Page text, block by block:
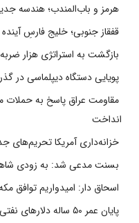
هرمز و باب‌المندب؛ هندسه
قفقاز جنوبی؛ خلیج فارسِ آینده
بازگشت به استراتژی هزار
پویایی دستگاه دیپلماسی در
مقاومت عراق پاسخ به حملات
انداخت
خزانه‌داری آمریکا تحریم‌های
بسنت مدعی شد: به زودی شاهد
اسحاق دار: امیدواریم توافق
پایان عمر ۵۰ ساله دلارهای نفتی به دست ایران